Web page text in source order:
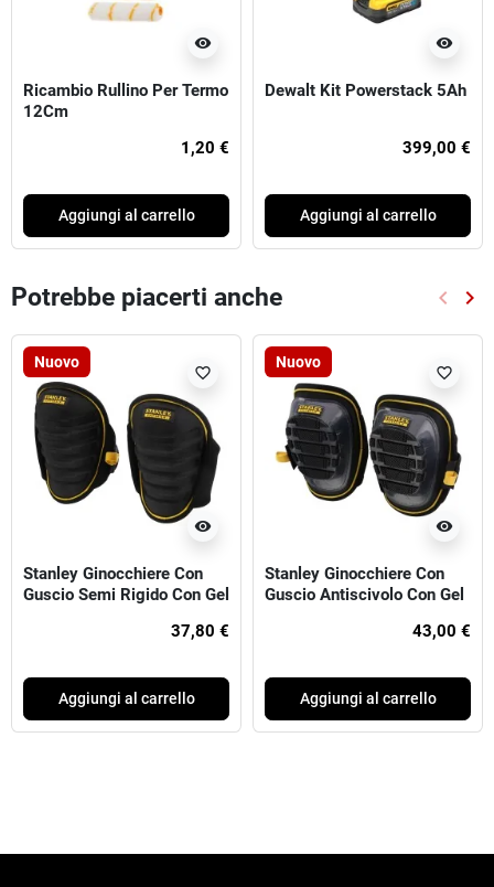
visibility
Ricambio Rullino Per Termo
12Cm
1,20 €
Aggiungi al carrello
visibility
Dewalt Kit Powerstack 5Ah
399,00 €
Aggiungi al carrello
Potrebbe piacerti anche keyboard_arrow_left keyboard_arrow_right
Nuovo
visibility
favorite_border
Stanley Ginocchiere Con
Guscio Semi Rigido Con Gel
37,80 €
Aggiungi al carrello
Nuovo
visibility
favorite_border
Stanley Ginocchiere Con
Guscio Antiscivolo Con Gel
43,00 €
Aggiungi al carrello